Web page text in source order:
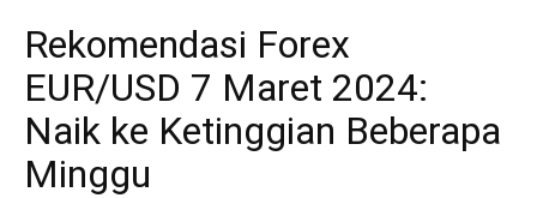
Rekomendasi Forex
EUR/USD 7 Maret 2024:
Naik ke Ketinggian Beberapa
Minggu